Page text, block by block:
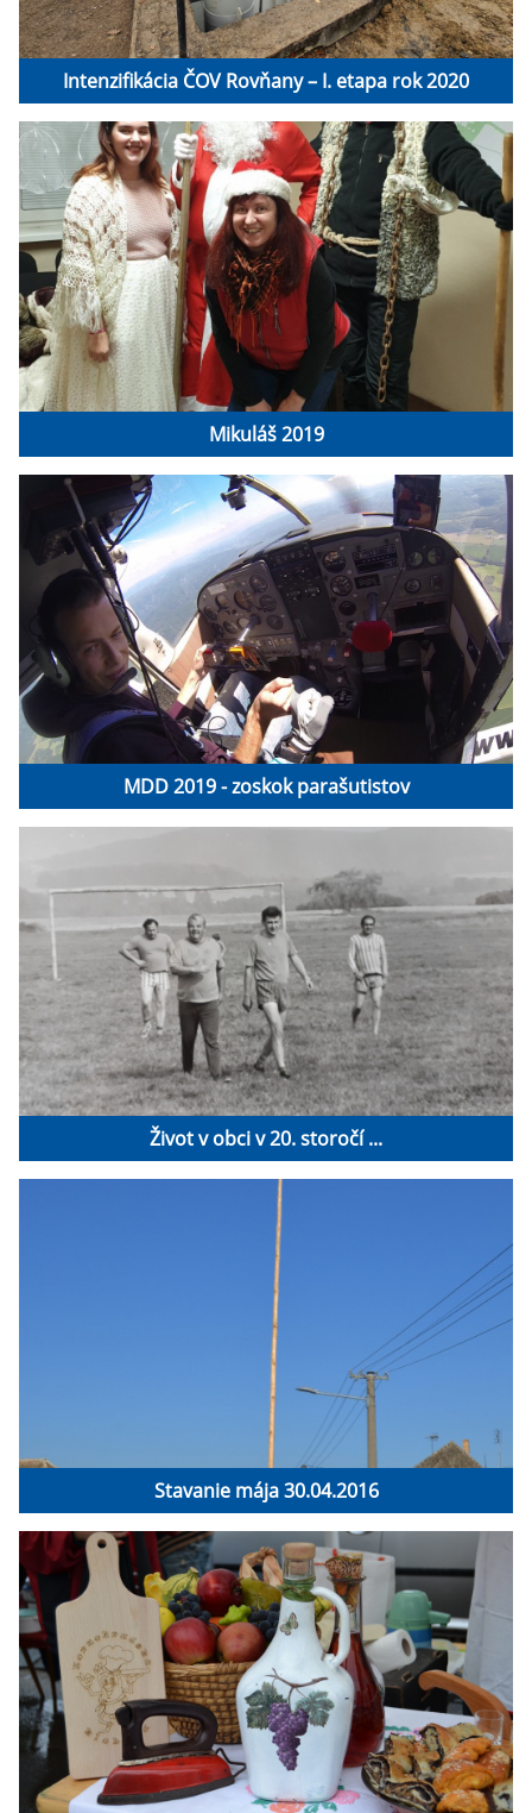
Intenzifikácia ČOV Rovňany – I. etapa rok 2020
Mikuláš 2019
MDD 2019 - zoskok parašutistov
Život v obci v 20. storočí ...
Stavanie mája 30.04.2016